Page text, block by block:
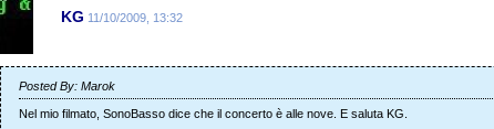
KG 11/10/2009, 13:32
Posted By: Marok
Nel mio filmato, SonoBasso dice che il concerto è alle nove. E saluta KG.